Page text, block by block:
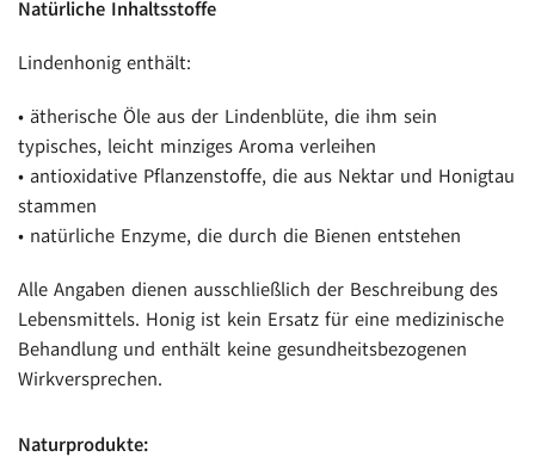
Natürliche Inhaltsstoffe
Lindenhonig enthält:
• ätherische Öle aus der Lindenblüte, die ihm sein
typisches, leicht minziges Aroma verleihen
• antioxidative Pflanzenstoffe, die aus Nektar und Honigtau
stammen
• natürliche Enzyme, die durch die Bienen entstehen
Alle Angaben dienen ausschließlich der Beschreibung des
Lebensmittels. Honig ist kein Ersatz für eine medizinische
Behandlung und enthält keine gesundheitsbezogenen
Wirkversprechen.
Naturprodukte: